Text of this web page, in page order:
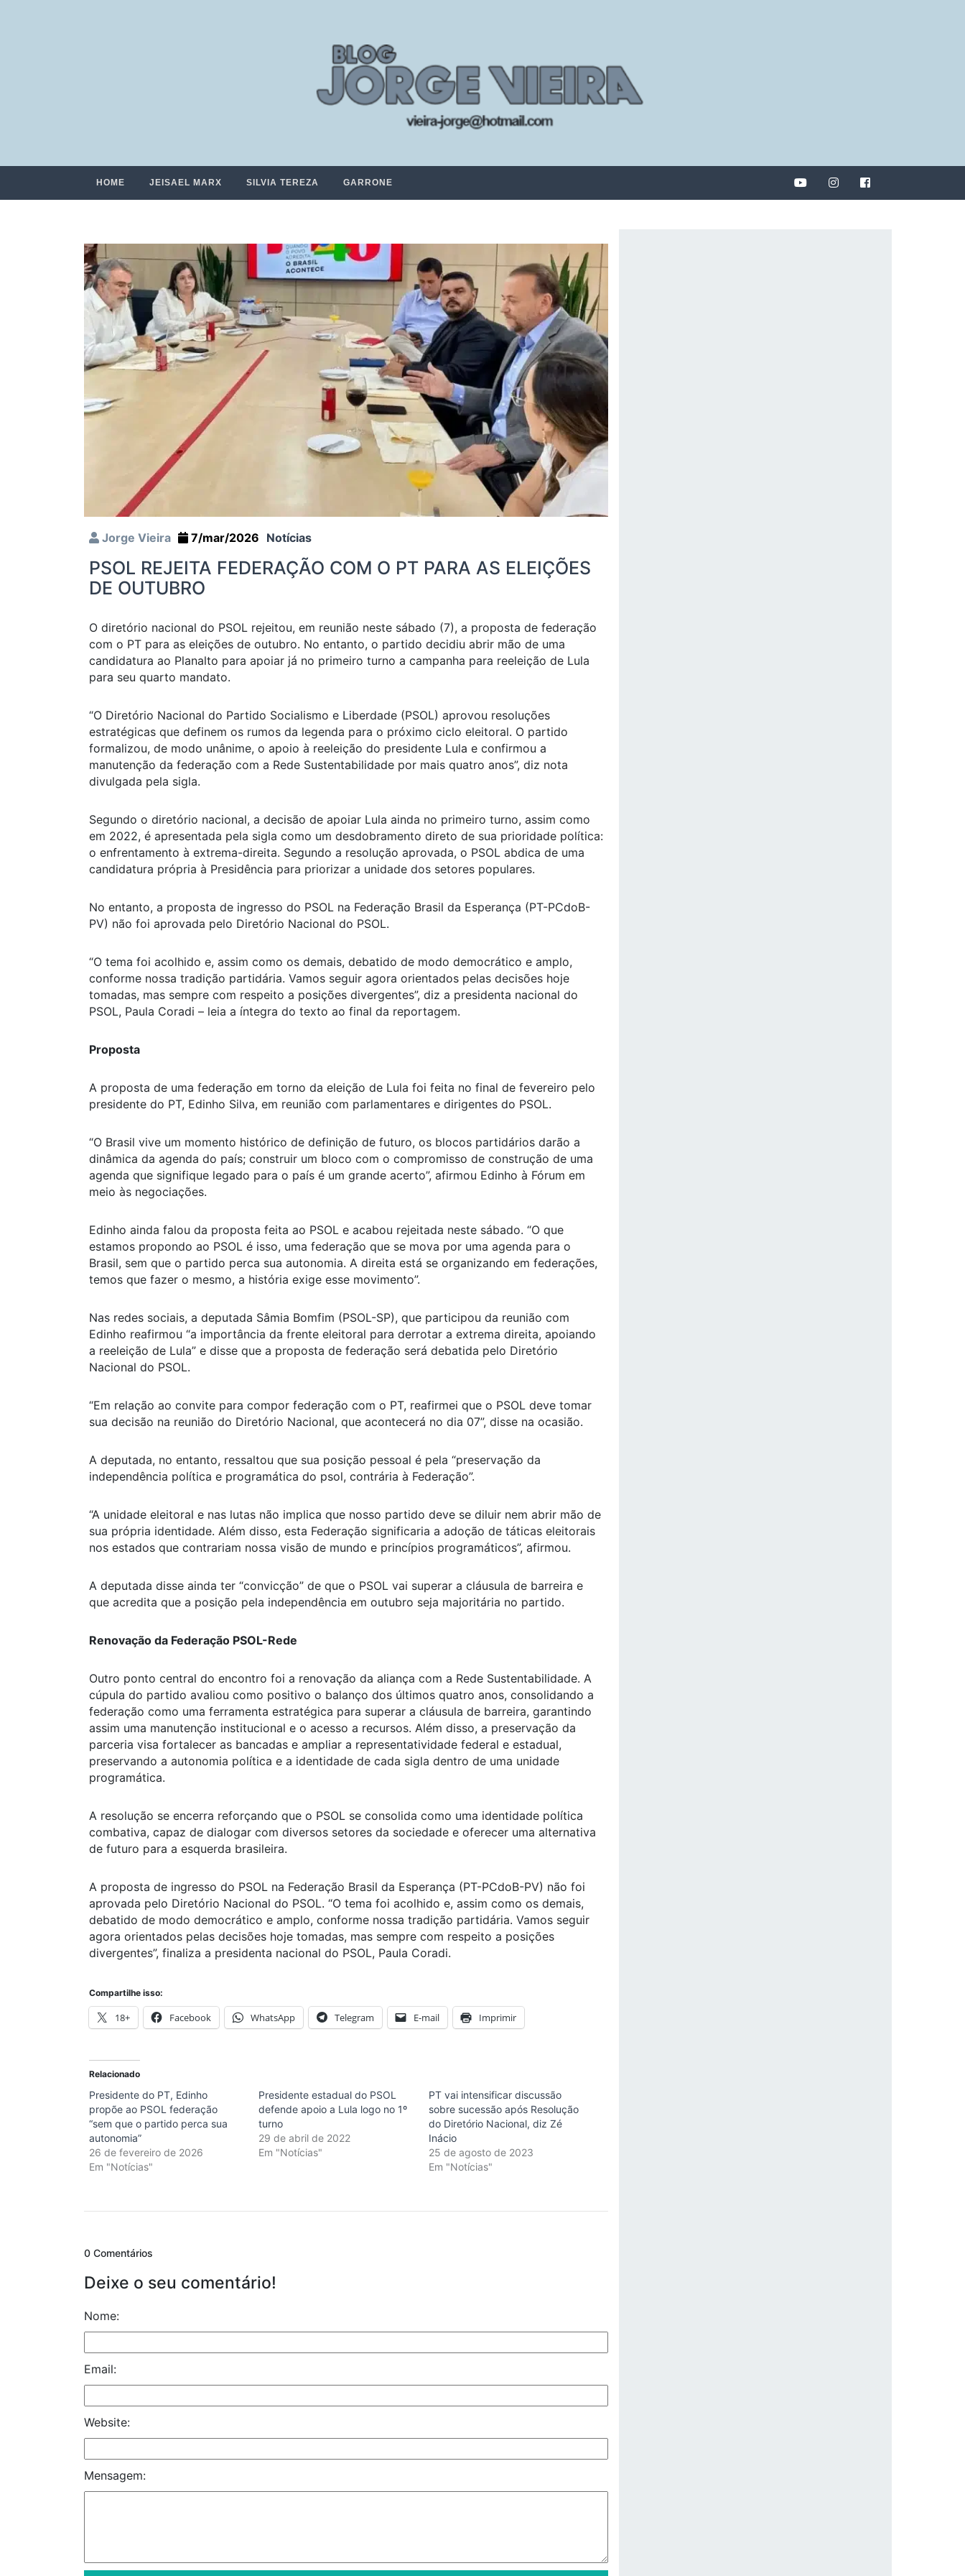
HOME JEISAEL MARX SILVIA TEREZA GARRONE
Jorge Vieira 7/mar/2026 Notícias
PSOL REJEITA FEDERAÇÃO COM O PT PARA AS ELEIÇÕES
DE OUTUBRO
O diretório nacional do PSOL rejeitou, em reunião neste sábado (7), a proposta de federação
com o PT para as eleições de outubro. No entanto, o partido decidiu abrir mão de uma
candidatura ao Planalto para apoiar já no primeiro turno a campanha para reeleição de Lula
para seu quarto mandato.
“O Diretório Nacional do Partido Socialismo e Liberdade (PSOL) aprovou resoluções
estratégicas que definem os rumos da legenda para o próximo ciclo eleitoral. O partido
formalizou, de modo unânime, o apoio à reeleição do presidente Lula e confirmou a
manutenção da federação com a Rede Sustentabilidade por mais quatro anos”, diz nota
divulgada pela sigla.
Segundo o diretório nacional, a decisão de apoiar Lula ainda no primeiro turno, assim como
em 2022, é apresentada pela sigla como um desdobramento direto de sua prioridade política:
o enfrentamento à extrema-direita. Segundo a resolução aprovada, o PSOL abdica de uma
candidatura própria à Presidência para priorizar a unidade dos setores populares.
No entanto, a proposta de ingresso do PSOL na Federação Brasil da Esperança (PT-PCdoB-
PV) não foi aprovada pelo Diretório Nacional do PSOL.
“O tema foi acolhido e, assim como os demais, debatido de modo democrático e amplo,
conforme nossa tradição partidária. Vamos seguir agora orientados pelas decisões hoje
tomadas, mas sempre com respeito a posições divergentes”, diz a presidenta nacional do
PSOL, Paula Coradi – leia a íntegra do texto ao final da reportagem.
Proposta
A proposta de uma federação em torno da eleição de Lula foi feita no final de fevereiro pelo
presidente do PT, Edinho Silva, em reunião com parlamentares e dirigentes do PSOL.
“O Brasil vive um momento histórico de definição de futuro, os blocos partidários darão a
dinâmica da agenda do país; construir um bloco com o compromisso de construção de uma
agenda que signifique legado para o país é um grande acerto”, afirmou Edinho à Fórum em
meio às negociações.
Edinho ainda falou da proposta feita ao PSOL e acabou rejeitada neste sábado. “O que
estamos propondo ao PSOL é isso, uma federação que se mova por uma agenda para o
Brasil, sem que o partido perca sua autonomia. A direita está se organizando em federações,
temos que fazer o mesmo, a história exige esse movimento”.
Nas redes sociais, a deputada Sâmia Bomfim (PSOL-SP), que participou da reunião com
Edinho reafirmou “a importância da frente eleitoral para derrotar a extrema direita, apoiando
a reeleição de Lula” e disse que a proposta de federação será debatida pelo Diretório
Nacional do PSOL.
“Em relação ao convite para compor federação com o PT, reafirmei que o PSOL deve tomar
sua decisão na reunião do Diretório Nacional, que acontecerá no dia 07”, disse na ocasião.
A deputada, no entanto, ressaltou que sua posição pessoal é pela “preservação da
independência política e programática do psol, contrária à Federação”.
“A unidade eleitoral e nas lutas não implica que nosso partido deve se diluir nem abrir mão de
sua própria identidade. Além disso, esta Federação significaria a adoção de táticas eleitorais
nos estados que contrariam nossa visão de mundo e princípios programáticos”, afirmou.
A deputada disse ainda ter “convicção” de que o PSOL vai superar a cláusula de barreira e
que acredita que a posição pela independência em outubro seja majoritária no partido.
Renovação da Federação PSOL-Rede
Outro ponto central do encontro foi a renovação da aliança com a Rede Sustentabilidade. A
cúpula do partido avaliou como positivo o balanço dos últimos quatro anos, consolidando a
federação como uma ferramenta estratégica para superar a cláusula de barreira, garantindo
assim uma manutenção institucional e o acesso a recursos. Além disso, a preservação da
parceria visa fortalecer as bancadas e ampliar a representatividade federal e estadual,
preservando a autonomia política e a identidade de cada sigla dentro de uma unidade
programática.
A resolução se encerra reforçando que o PSOL se consolida como uma identidade política
combativa, capaz de dialogar com diversos setores da sociedade e oferecer uma alternativa
de futuro para a esquerda brasileira.
A proposta de ingresso do PSOL na Federação Brasil da Esperança (PT-PCdoB-PV) não foi
aprovada pelo Diretório Nacional do PSOL. “O tema foi acolhido e, assim como os demais,
debatido de modo democrático e amplo, conforme nossa tradição partidária. Vamos seguir
agora orientados pelas decisões hoje tomadas, mas sempre com respeito a posições
divergentes”, finaliza a presidenta nacional do PSOL, Paula Coradi.
Compartilhe isso:
18+ Facebook WhatsApp Telegram E-mail Imprimir
Relacionado
Presidente do PT, Edinho
propõe ao PSOL federação
“sem que o partido perca sua
autonomia”
26 de fevereiro de 2026
Em "Notícias"
Presidente estadual do PSOL
defende apoio a Lula logo no 1º
turno
29 de abril de 2022
Em "Notícias"
PT vai intensificar discussão
sobre sucessão após Resolução
do Diretório Nacional, diz Zé
Inácio
25 de agosto de 2023
Em "Notícias"
0 Comentários
Deixe o seu comentário!
Nome:
Email:
Website:
Mensagem: